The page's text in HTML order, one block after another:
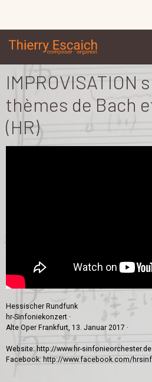
IMPROVISATION
thèmes de Bach
(HR)
Hessischer Rundfunk
hr-Sinfoniekonzert ∙
Alte Oper Frankfurt, 13. Januar 2017 ∙
Website: http://www.hr-sinfonieorchester.de
Facebook: http://www.facebook.com/